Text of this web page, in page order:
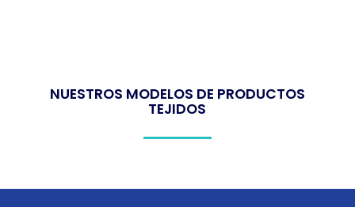
NUESTROS MODELOS DE PRODUCTOS
TEJIDOS